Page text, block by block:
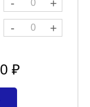
- +
- +
0 ₽